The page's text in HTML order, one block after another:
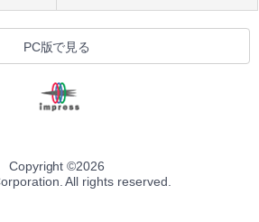
PC版で見る
Copyright ©2026
All rights reserved.